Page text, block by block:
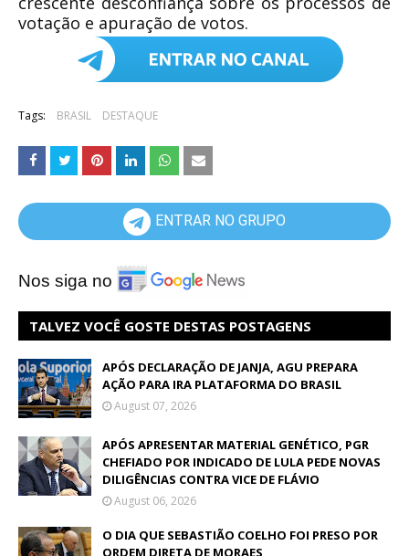
votação e apuração de votos.
Tags: BRASIL DESTAQUE
ENTRAR NO GRUPO
Nos siga no
TALVEZ VOCÊ GOSTE DESTAS POSTAGENS
APÓS DECLARAÇÃO DE JANJA, AGU PREPARA
AÇÃO PARA IRA PLATAFORMA DO BRASIL
August 07, 2026
APÓS APRESENTAR MATERIAL GENÉTICO, PGR
CHEFIADO POR INDICADO DE LULA PEDE NOVAS
DILIGÊNCIAS CONTRA VICE DE FLÁVIO
August 06, 2026
O DIA QUE SEBASTIÃO COELHO FOI PRESO POR
ORDEM DIRETA DE MORAES